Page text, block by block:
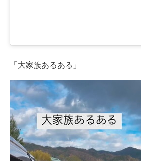
ビジネスと働き方のヒント
AI活用のいまが分かる
企業ITのトレンドを詳説
経営リーダーのコミュニティ
マーケ×ITの今がよく分かる
ITエンジニア向け専門サイト
「大家族あるある」